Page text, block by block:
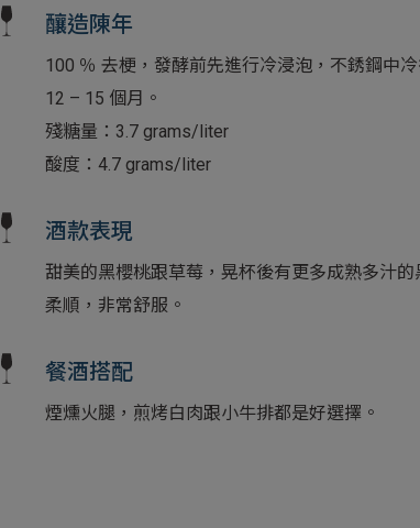
釀造陳年
100 ％ 去梗，發酵前先進行冷浸泡，不銹鋼中
12 – 15 個月。
殘糖量：3.7 grams/liter
酸度：4.7 grams/liter
酒款表現
甜美的黑櫻桃跟草莓，晃杯後有更多成熟多汁
柔順，非常舒服。
餐酒搭配
煙燻火腿，煎烤白肉跟小牛排都是好選擇。